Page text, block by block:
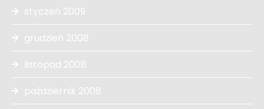
styczeń 2009
grudzień 2008
listopad 2008
październik 2008